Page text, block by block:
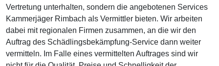
Vertretung unterhalten, sondern die angebotenen Services
Kammerjäger Rimbach als Vermittler bieten. Wir arbeiten
dabei mit regionalen Firmen zusammen, an die wir den
Auftrag des Schädlingsbekämpfung-Service dann weiter
vermitteln. Im Falle eines vermittelten Auftrages sind wir